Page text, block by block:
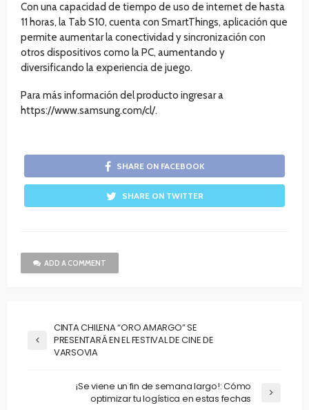
Con una capacidad de tiempo de uso de internet de hasta
11 horas, la Tab S10, cuenta con SmartThings, aplicación que
permite aumentar la conectividad y sincronización con
otros dispositivos como la PC, aumentando y
diversificando la experiencia de juego.
Para más información del producto ingresar a
https://www.samsung.com/cl/.
SHARE ON FACEBOOK
SHARE ON TWITTER
ADD A COMMENT
CINTA CHILENA “ORO AMARGO” SE
PRESENTARÁ EN EL FESTIVAL DE CINE DE
VARSOVIA
¡Se viene un fin de semana largo!: Cómo
optimizar tu logística en estas fechas